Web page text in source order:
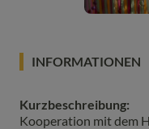
INFORMATIONEN
Kurzbeschreibung:
Kooperation mit dem